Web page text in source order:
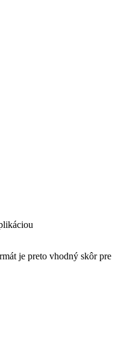
je preto vhodný skôr pre